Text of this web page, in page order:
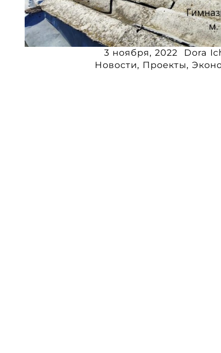
3 ноября, 2022
Dora
Новости, Проекты,